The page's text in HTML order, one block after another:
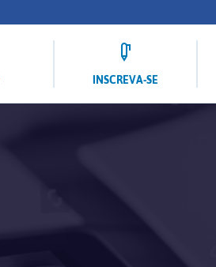
INSCREVA-SE